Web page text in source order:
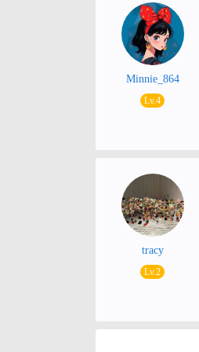
Minnie_864
Lv.4
tracy
Lv.2